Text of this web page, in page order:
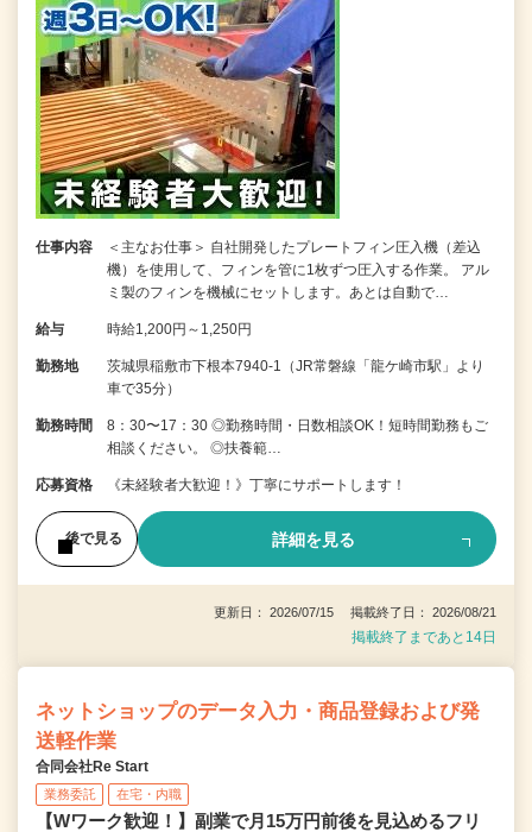
仕事内容
＜主なお仕事＞ 自社開発したプレートフィン圧入機（差込
機）を使用して、フィンを管に1枚ずつ圧入する作業。 アル
ミ製のフィンを機械にセットします。あとは自動で…
給与 時給1,200円～1,250円
勤務地
茨城県稲敷市下根本7940-1（JR常磐線「龍ケ崎市駅」より
車で35分）
勤務時間
8：30〜17：30 ◎勤務時間・日数相談OK！短時間勤務もご
相談ください。 ◎扶養範…
応募資格 《未経験者大歓迎！》丁寧にサポートします！
後で見る 詳細を見る
更新日： 2026/07/15 掲載終了日： 2026/08/21
掲載終了まであと14日
ネットショップのデータ入力・商品登録および発
送軽作業
合同会社Re Start
業務委託 在宅・内職
【Wワーク歓迎！】副業で月15万円前後を見込めるフリ